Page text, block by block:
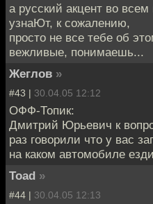
а русский акцент во
узнаЮт, к сожалению,
просто не все тебе об
вежливые, понимаешь...
Жеглов »
#43 | 30.04.05 12:12
ОФФ-Топик:
Дмитрий Юрьевич к
раз говорили что у вас
на каком автомобиле
Toad »
#44 | 30.04.05 12:13